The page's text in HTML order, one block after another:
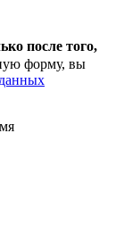
после того,
форму, вы